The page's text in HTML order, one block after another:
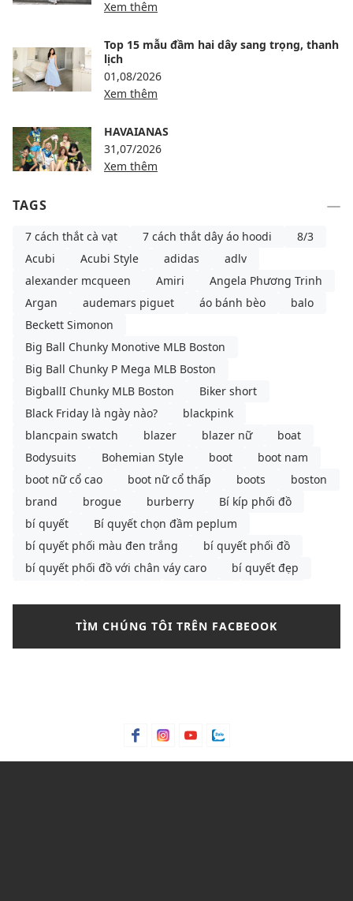
Xem thêm
Top 15 mẫu đầm hai dây sang trọng, thanh
lịch
01,08/2026
Xem thêm
HAVAIANAS
31,07/2026
Xem thêm
TAGS
7 cách thắt cà vạt 7 cách thắt dây áo hoodi
8/3
Acubi
Acubi Style adidas
adlv
alexander mcqueen
Amiri
Angela Phương Trinh
Argan
audemars piguet áo bánh bèo
balo
Beckett Simonon
Big Ball Chunky Monotive MLB Boston
Big Ball Chunky P Mega MLB Boston
BigballI Chunky MLB Boston
Biker short
Black Friday là ngày nào?
blackpink
blancpain swatch
blazer blazer nữ
boat
Bodysuits
Bohemian Style boot
boot nam
boot nữ cổ cao
boot nữ cổ thấp boots
boston
brand
brogue burberry
Bí kíp phối đồ
bí quyết
Bí quyết chọn đầm peplum
bí quyết phối màu đen trắng
bí quyết phối đồ
bí quyết phối đồ với chân váy caro
bí quyết đẹp
bảng size quần tây nữ
Bột ngô Bột Talc
C&K
C&K Việt Nam Cacao
Calvin Klein
TÌM CHÚNG TÔI TRÊN FACBEOOK